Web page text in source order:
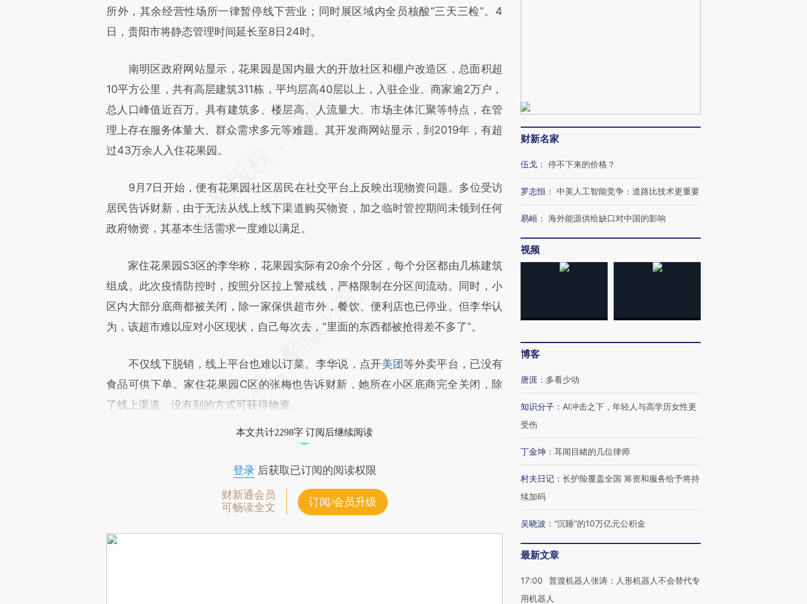
所外，其余经营性场所一律暂停线下营业；同时展区域内全员核酸“三天三检”。4
日，贵阳市将静态管理时间延长至8日24时。
南明区政府网站显示，花果园是国内最大的开放社区和棚户改造区，总面积超
10平方公里，共有高层建筑311栋，平均层高40层以上，入驻企业、商家逾2万户，
总人口峰值近百万。具有建筑多、楼层高、人流量大、市场主体汇聚等特点，在管
理上存在服务体量大、群众需求多元等难题。其开发商网站显示，到2019年，有超
过43万余人入住花果园。
9月7日开始，便有花果园社区居民在社交平台上反映出现物资问题。多位受访
居民告诉财新，由于无法从线上线下渠道购买物资，加之临时管控期间未领到任何
政府物资，其基本生活需求一度难以满足。
家住花果园S3区的李华称，花果园实际有20余个分区，每个分区都由几栋建筑
组成。此次疫情防控时，按照分区拉上警戒线，严格限制在分区间流动。同时，小
区内大部分底商都被关闭，除一家保供超市外，餐饮、便利店也已停业。但李华认
为，该超市难以应对小区现状，自己每次去，“里面的东西都被抢得差不多了”。
不仅线下脱销，线上平台也难以订菜。李华说，点开美团等外卖平台，已没有
食品可供下单。家住花果园C区的张梅也告诉财新，她所在小区底商完全关闭，除
了线上渠道，没有别的方式可获得物资。
本文共计2298字 订阅后继续阅读
登录后获取已订阅的阅读权限
财新通会员
可畅读全文
订阅/会员升级
财新名家
伍戈 ： 停不下来的价格？
罗志恒 ： 中美人工智能竞争：道路比技术更重要
易峘 ： 海外能源供给缺口对中国的影响
视频
博客
唐涯 ： 多看少动
知识分子 ： AI冲击之下，年轻人与高学历女性更
受伤
丁金坤 ： 耳闻目睹的几位律师
村夫日记 ： 长护险覆盖全国 筹资和服务给予将持
续加码
吴晓波 ： “沉睡”的10万亿元公积金
最新文章
17:00
普渡机器人张涛：人形机器人不会替代专
用机器人